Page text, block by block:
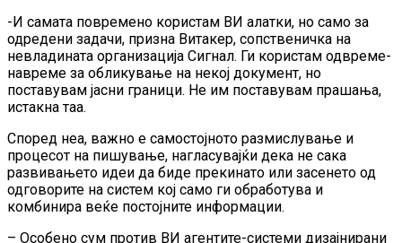
-И самата повремено користам ВИ алатки, но само за
одредени задачи, призна Витакер, сопственичка на
невладината организација Сигнал. Ги користам одвреме-
навреме за обликување на некој документ, но
поставувам јасни граници. Не им поставувам прашања,
истакна таа.
Според неа, важно е самостојното размислување и
процесот на пишување, нагласувајќи дека не сака
развивањето идеи да биде прекинато или засенето од
одговорите на систем кој само ги обработува и
комбинира веќе постојните информации.
– Особено сум против ВИ агентите-системи дизајнирани